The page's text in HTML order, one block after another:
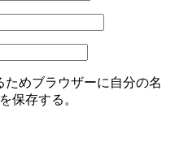
めブラウザーに自分の名
保存する。